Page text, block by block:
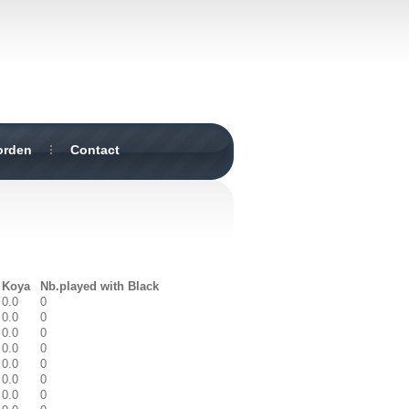
Contact
Koya
Nb.played with Black
0.0
0
0.0
0
0.0
0
0.0
0
0.0
0
0.0
0
0.0
0